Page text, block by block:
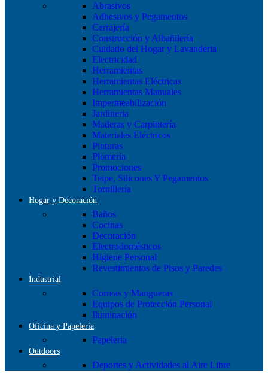
Abrasivos
Adhesivos y Pegamentos
Cerrajería
Construcción y Albañilería
Cuidado del Hogar y Lavanderia
Electricidad
Herramientas
Herramientas Eléctricas
Herramientas Manuales
Impermeabilización
Jardineria
Maderas y Carpintería
Materiales Eléctricos
Pinturas
Plomería
Promociones
Teipe, Silicones Y Pegamentos
Tornillería
Hogar y Decoración
Baños
Cocinas
Decoración
Electrodomésticos
Higiene Personal
Revestimientos de Pisos y Paredes
Industrial
Correas y Mangueras
Equipos de Protección Personal
Iluminación
Oficina y Papelería
Papeleria
Outdoors
Deportes y Actividades al Aire Libre